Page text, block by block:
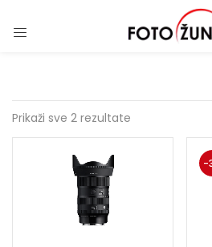
Prikaži sve 2 rezultate
-